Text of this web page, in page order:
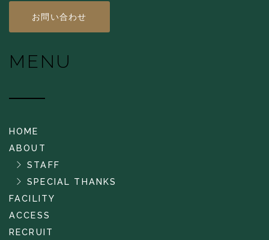
お問い合わせ
MENU
HOME
ABOUT
STAFF
SPECIAL THANKS
FACILITY
ACCESS
RECRUIT